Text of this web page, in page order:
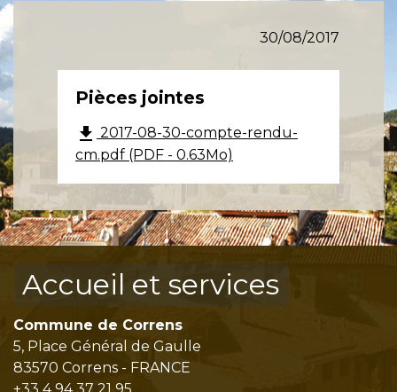
30/08/2017
Pièces jointes
file_download 2017-08-30-compte-rendu-
cm.pdf (PDF - 0.63Mo)
Accueil et services
Commune de Correns
5, Place Général de Gaulle
83570 Correns - FRANCE